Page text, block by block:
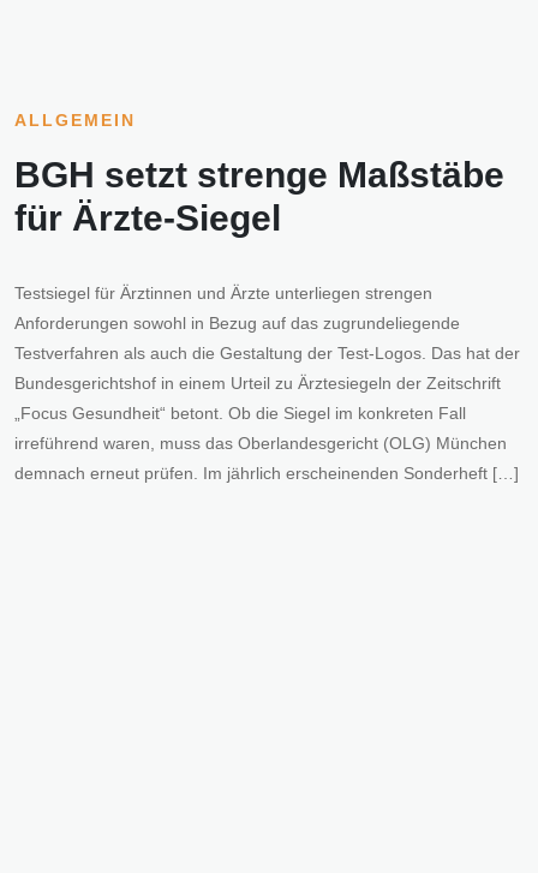
ALLGEMEIN
BGH setzt strenge Maßstäbe
für Ärzte-Siegel
Testsiegel für Ärztinnen und Ärzte unterliegen strengen
Anforderungen sowohl in Bezug auf das zugrundeliegende
Testverfahren als auch die Gestaltung der Test-Logos. Das hat der
Bundesgerichtshof in einem Urteil zu Ärztesiegeln der Zeitschrift
„Focus Gesundheit“ betont. Ob die Siegel im konkreten Fall
irreführend waren, muss das Oberlandesgericht (OLG) München
demnach erneut prüfen. Im jährlich erscheinenden Sonderheft […]